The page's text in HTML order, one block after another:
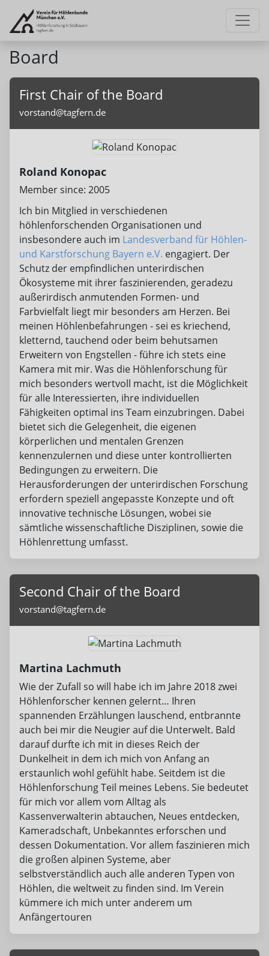
Board
First Chair of the Board
vorstand@tagfern.de
Roland Konopac
Member since: 2005
Ich bin Mitglied in verschiedenen
höhlenforschenden Organisationen und
insbesondere auch im Landesverband für Höhlen-
und Karstforschung Bayern e.V. engagiert. Der
Schutz der empfindlichen unterirdischen
Ökosysteme mit ihrer faszinierenden, geradezu
außerirdisch anmutenden Formen- und
Farbvielfalt liegt mir besonders am Herzen. Bei
meinen Höhlenbefahrungen - sei es kriechend,
kletternd, tauchend oder beim behutsamen
Erweitern von Engstellen - führe ich stets eine
Kamera mit mir. Was die Höhlenforschung für
mich besonders wertvoll macht, ist die Möglichkeit
für alle Interessierten, ihre individuellen
Fähigkeiten optimal ins Team einzubringen. Dabei
bietet sich die Gelegenheit, die eigenen
körperlichen und mentalen Grenzen
kennenzulernen und diese unter kontrollierten
Bedingungen zu erweitern. Die
Herausforderungen der unterirdischen Forschung
erfordern speziell angepasste Konzepte und oft
innovative technische Lösungen, wobei sie
sämtliche wissenschaftliche Disziplinen, sowie die
Höhlenrettung umfasst.
Second Chair of the Board
vorstand@tagfern.de
Martina Lachmuth
Wie der Zufall so will habe ich im Jahre 2018 zwei
Höhlenforscher kennen gelernt… Ihren
spannenden Erzählungen lauschend, entbrannte
auch bei mir die Neugier auf die Unterwelt. Bald
darauf durfte ich mit in dieses Reich der
Dunkelheit in dem ich mich von Anfang an
erstaunlich wohl gefühlt habe. Seitdem ist die
Höhlenforschung Teil meines Lebens. Sie bedeutet
für mich vor allem vom Alltag als
Kassenverwalterin abtauchen, Neues entdecken,
Kameradschaft, Unbekanntes erforschen und
dessen Dokumentation. Vor allem faszinieren mich
die großen alpinen Systeme, aber
selbstverständlich auch alle anderen Typen von
Höhlen, die weltweit zu finden sind. Im Verein
kümmere ich mich unter anderem um
Anfängertouren